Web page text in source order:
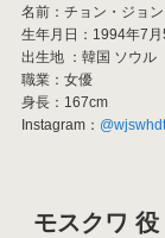
名前：チョン・ジョン
生年月日：1994年7月
出生地 ：韓国 ソウル
職業：女優
身長：167cm
Instagram：
モスクワ